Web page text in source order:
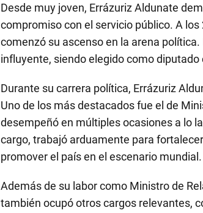
Desde muy joven, Errázuriz Aldunate
compromiso con el servicio público. A
comenzó su ascenso en la arena
influyente, siendo elegido como diputado
Durante su carrera política, Errázuriz
Uno de los más destacados fue el de
desempeñó en múltiples ocasiones a lo
cargo, trabajó arduamente para
promover el país en el escenario mundial.
Además de su labor como Ministro de
también ocupó otros cargos relevantes,